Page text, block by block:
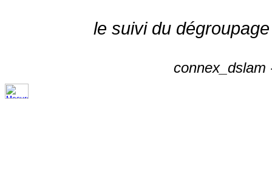
le suivi du
connex_dslam